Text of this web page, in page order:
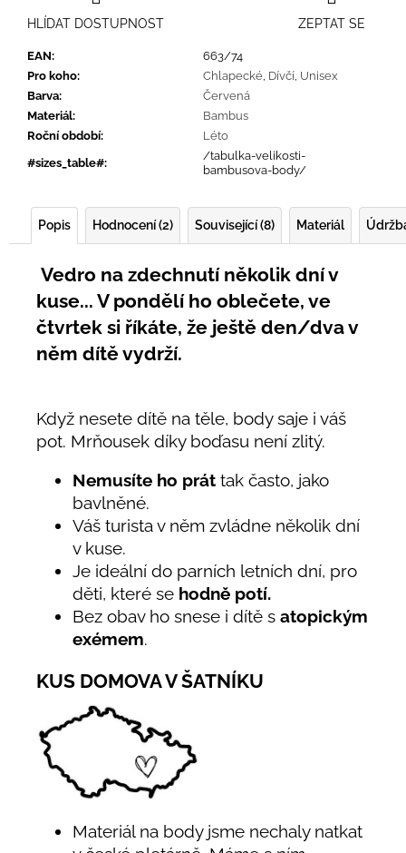
EAN:
663/74
Pro koho: Chlapecké Dívčí Unisex
Barva:
Červená
Materiál:
Bambus
Roční období:
Léto
#sizes_table#:
/tabulka-velikosti-
bambusova-body/
ZEPTAT SE
HLÍDAT DOSTUPNOST
Popis Hodnocení (2) Související (8) Materiál
Vedro na zdechnutí několik dní v
kuse... V pondělí ho oblečete, ve
čtvrtek si říkáte, že ještě den/dva v
něm dítě vydrží.
Když nesete dítě na těle, body saje i váš
pot. Mrňousek díky boďasu není zlitý.
Nemusíte ho prát tak často, jako
bavlněné.
Váš turista v něm zvládne několik dní
v kuse.
Je ideální do parních letních dní, pro
děti, které se hodně potí.
Bez obav ho snese i dítě s atopickým
exémem.
KUS DOMOVA V ŠATNÍKU
Materiál na body jsme nechaly natkat